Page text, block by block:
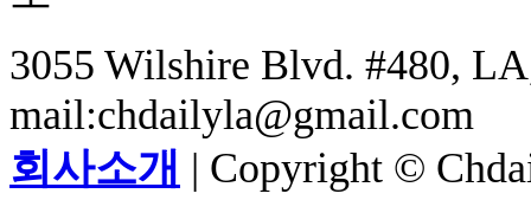
3055 Wilshire Blvd. #480,
mail:chdailyla@gmail.com
회사소개 | Copyright ©